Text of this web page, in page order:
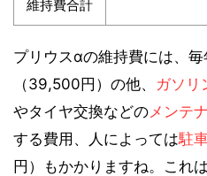
維持費合計
プリウスαの維持費には、
（39,500円）の他、 ガソリ
やタイヤ交換などの メンテ
する費用、人によっては駐
円）もかかりますね。これ